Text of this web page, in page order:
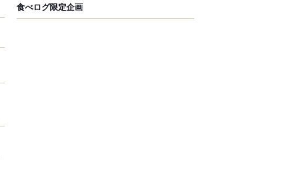
食べログ限定企画